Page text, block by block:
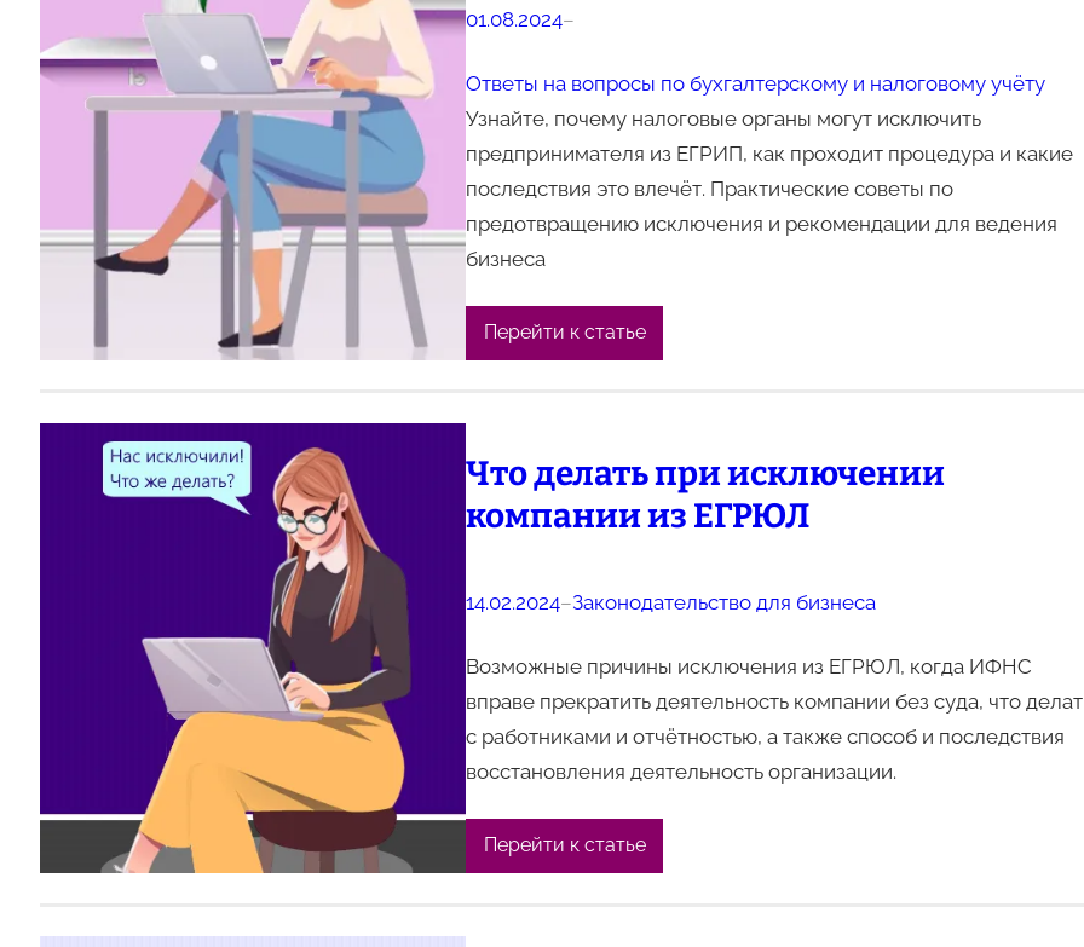
01.08.2024–
Ответы на вопросы по бухгалтерскому и налоговому учёту
Узнайте, почему налоговые органы могут исключить
предпринимателя из ЕГРИП, как проходит процедура и какие
последствия это влечёт. Практические советы по
предотвращению исключения и рекомендации для ведения
бизнеса
Перейти к статье
Что делать при исключении
компании из ЕГРЮЛ
14.02.2024–Законодательство для бизнеса
Возможные причины исключения из ЕГРЮЛ, когда ИФНС
вправе прекратить деятельность компании без суда, что
с работниками и отчётностью, а также способ и последствия
восстановления деятельность организации.
Перейти к статье